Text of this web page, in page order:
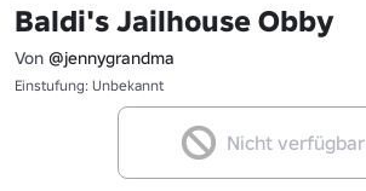
Baldi's Jailhouse Obby
Von @jennygrandma
Einstufung: Unbekannt
Nicht verfügbar